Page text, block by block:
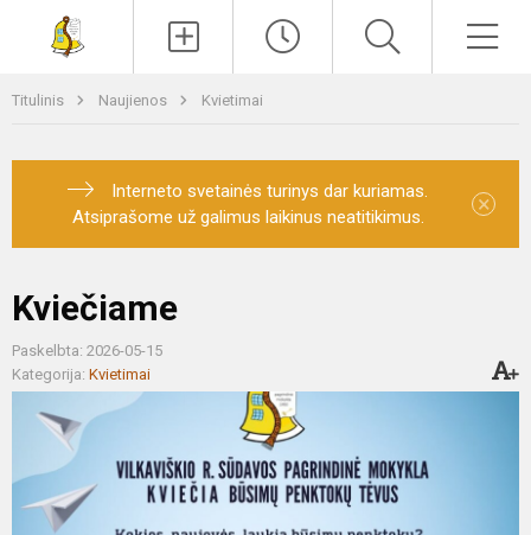
Titulinis Naujienos Kvietimai
Interneto svetainės turinys dar kuriamas.
Atsiprašome už galimus laikinus neatitikimus.
×
Kviečiame
Paskelbta: 2026-05-15
Kategorija: Kvietimai